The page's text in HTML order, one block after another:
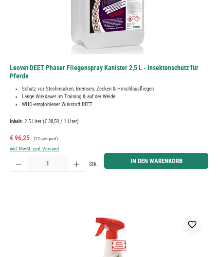
Leovet DEET Phaser Fliegenspray Kanister 2,5 L - Insektenschutz für
Pferde
Schutz vor Stechmücken, Bremsen, Zecken & Hirschlausfliegen
Lange Wirkdauer im Training & auf der Weide
WHO-empfohlener Wirkstoff DEET
Inhalt: 2.5 Liter (€ 38,50 / 1 Liter)
Verkaufspreis:
€ 96,25 Regulärer Preis:
(1% gespart)
inkl. MwSt. zzgl. Versand
Produkt Anzahl: Gib den gewünschten Wert ein oder benutze die Schaltflächen um die Anzahl zu
Stk. IN DEN WARENKORB